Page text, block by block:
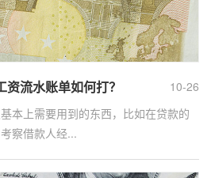
10-26
流水账单如何打？
本上需要用到的东西，比如在贷款的
察借款人经...